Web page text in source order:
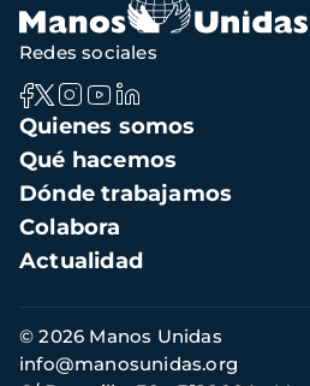
Navegación
principal
Quienes somos
Qué hacemos
Dónde trabajamos
Colabora
Actualidad
Redes sociales
Información
de
contacto
© 2026 Manos Unidas
info@manosunidas.org